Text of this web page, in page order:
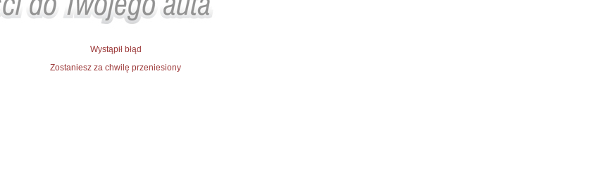
Wystąpił błąd
Zostaniesz za chwilę przeniesiony